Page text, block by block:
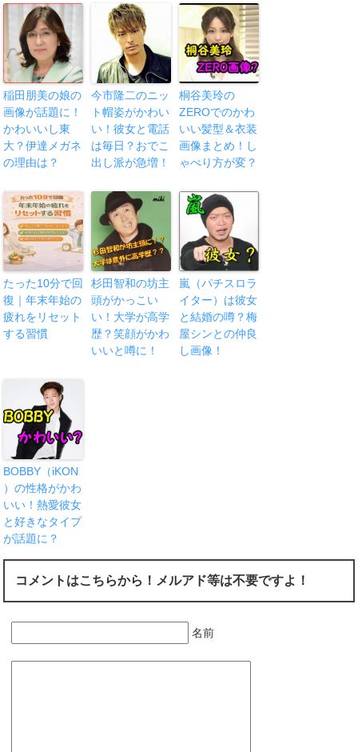
稲田朋美の娘の
画像が話題に！
かわいいし東
大？伊達メガネ
の理由は？
今市隆二のニッ
ト帽姿がかわい
い！彼女と電話
は毎日？おでこ
出し派が急増！
桐谷美玲の
ZEROでのかわ
いい髪型＆衣装
画像まとめ！し
ゃべり方が変？
たった10分で回
復｜年末年始の
疲れをリセット
する習慣
杉田智和の坊主
頭がかっこい
い！大学が高学
歴？笑顔がかわ
いいと噂に！
嵐（パチスロラ
イター）は彼女
と結婚の噂？梅
屋シンとの仲良
し画像！
BOBBY（iKON
）の性格がかわ
いい！熱愛彼女
と好きなタイプ
が話題に？
コメントはこちらから！メルアド等は不要ですよ！
名前